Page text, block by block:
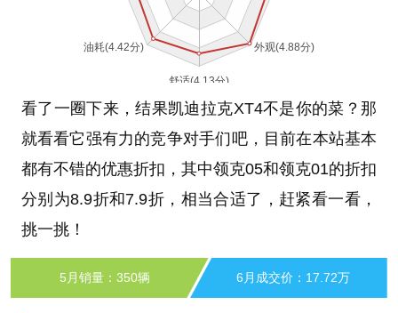
看了一圈下来，结果凯迪拉克XT4不是你的菜？那
就看看它强有力的竞争对手们吧，目前在本站基本
都有不错的优惠折扣，其中领克05和领克01的折扣
分别为8.9折和7.9折，相当合适了，赶紧看一看，
挑一挑！
5月销量：350辆 6月成交价：17.72万